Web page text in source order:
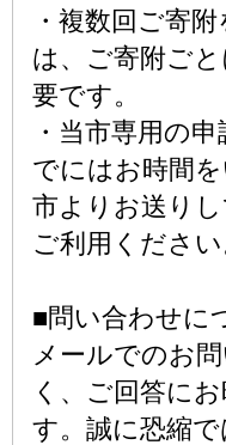
・複数回ご寄
は、ご寄附ご
要です。
・当市専用の
でにはお時間
市よりお送り
ご利用ください
■問い合わせに
メールでのお
く、ご回答に
す。誠に恐縮